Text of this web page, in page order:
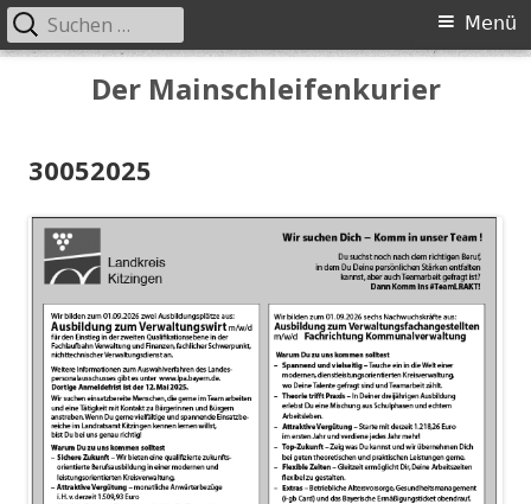
Der Mainschleifenkurier
Primäres
Menü
Suchen
nach:
30052025